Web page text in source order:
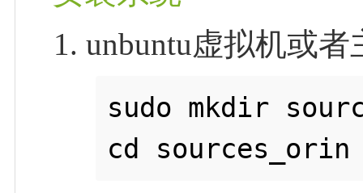
unbuntu虚拟机或
sudo mkdir
cd